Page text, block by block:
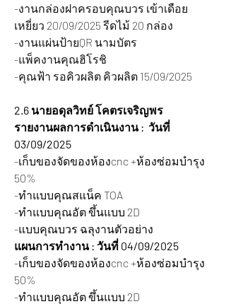
-งานกล่องฝาครอบคุณบวร เข้าเดือย
เหยี่ยว 20/09/2025 รีดไม้ 20 กล่อง
-งานแผ่นป้ายQR นามบัตร
-แพ็คงานคุณฮิโรชิ
-คุณฟ้า รอคิวผลิต คิวผลิต 15/09/2025
2.6 นายอดุลวิทย์ โคตรเจริญพร
รายงานผลการดำเนินงาน :  วันที่
03/09/2025
-เก็บของจัดของห้องcnc +ห้องซ่อมบำรุง
50%
-ทำแบบคุณสแน็ค TOA
-ทำแบบคุณอัต ขึ้นแบบ 2D
-แบบคุณบวร ฉลุงานตัวอย่าง
แผนการทำงาน : วันที่ 04/09/2025
-เก็บของจัดของห้องcnc +ห้องซ่อมบำรุง
50%
-ทำแบบคุณอัต ขึ้นแบบ 2D